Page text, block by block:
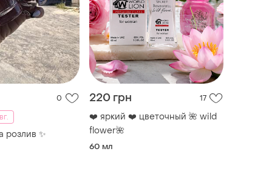
0
розлив ✨
220 грн 17
❤️ яркий ❤️ цветочный 🌺 wild
flower🌺
60 мл